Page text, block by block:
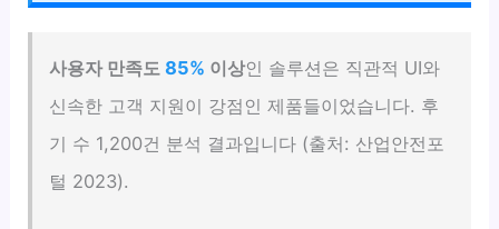
사용자 만족도85% 이상인 솔루션은 직관적 UI와
신속한 고객 지원이 강점인 제품들이었습니다. 후
기 수 1,200건 분석 결과입니다 (출처: 산업안전포
털 2023).